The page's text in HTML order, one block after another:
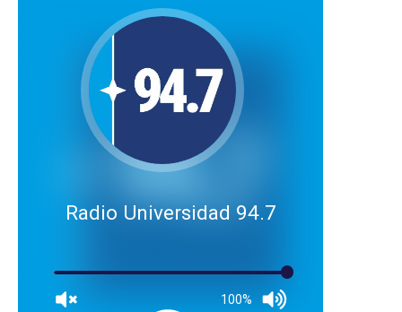
Radio Universidad 94.7
100%